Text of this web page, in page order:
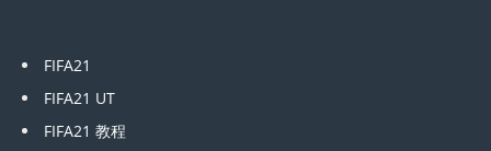
FIFA21
FIFA21 UT
FIFA21 教程